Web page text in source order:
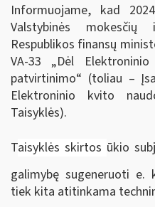
Informuojame, kad
Valstybinės mokesčių
Respublikos finansų
VA-33 „Dėl
patvirtinimo“ (toliau –
Elektroninio kvito
Taisyklės).
Taisyklės skirtos ūkio
galimybę sugeneruoti e.
tiek kita atitinkama